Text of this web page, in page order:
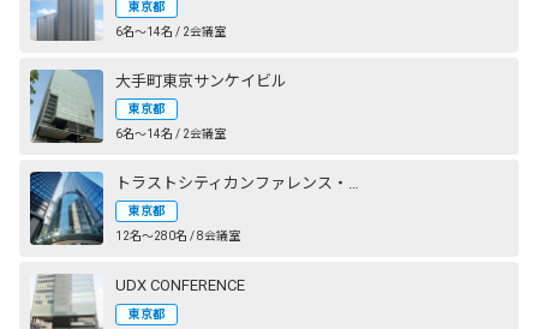
東京都
6名〜14名 / 2会議室
大手町東京サンケイビル
東京都
6名〜14名 / 2会議室
トラストシティカンファレンス・丸の内
東京都
12名〜280名 / 8会議室
UDX CONFERENCE
東京都